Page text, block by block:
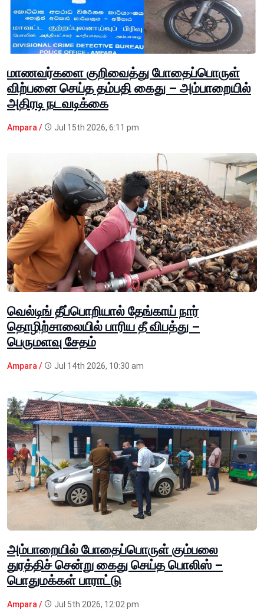
மாணவர்களை குறிவைத்து போதைப்பொருள்
விற்பனை செய்த தம்பதி கைது – அம்பாறையில்
அதிரடி நடவடிக்கை
Ampara / Jul 15th 2026, 6:11 pm
வெல்டிங் தீப்பொறியால் தேங்காய் நார்
தொழிற்சாலையில் பாரிய தீ விபத்து –
பெருமளவு சேதம்
Ampara / Jul 14th 2026, 10:30 am
அம்பாறையில் போதைப்பொருள் கும்பலை
துரத்திச் சென்று கைது செய்த பொலிஸ் –
பொதுமக்கள் பாராட்டு
Ampara / Jul 5th 2026, 12:02 pm